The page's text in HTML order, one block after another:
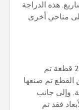
هذه الدراجة
مناحي أخرى
الدراجة مثيرة للانتباه كونها تتكون من 22 قطعة تم
القطع تم صنعها
وإلى جانب
فقد تم